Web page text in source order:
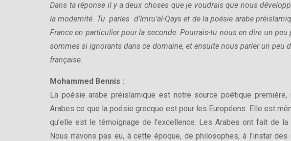
Dans ta réponse il y a deux choses que je voudrais que nous
la modernité. Tu parles d’Imru’al-Qays et de la poésie arabe
France en particulier pour la seconde. Pourrais-tu nous en dire un
sommes si ignorants dans ce domaine, et ensuite nous parler un peu
française.
Mohammed Bennis :
La poésie arabe préislamique est notre source poétique
Arabes ce que la poésie grecque est pour les Européens. Elle est
qu’elle est le témoignage de l’excellence. Les Arabes ont fait de
Nous n’avons pas eu, à cette époque, de philosophes, à l’instar